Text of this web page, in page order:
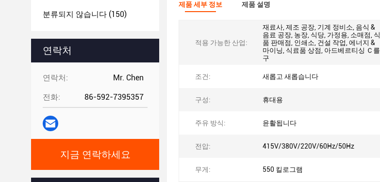
분류되지 않습니다 (150)
연락처
연락처: Mr. Chen
전화: 86-592-7395357
지금 연락하세요
제품 세부 정보 제품 설명
적용 가능한 산업:
재료사, 제조 공장, 기계 정비소, 음식 &
음료 공장, 농장, 식당, 가정용, 소매점, 식
품 판매점, 인쇄소, 건설 작업, 에너지 &
마이닝, 식료품 상점, 아드베르티싱 Ｃ를
구
조건: 새롭고 새롭습니다
구성: 휴대용
주유 방식: 윤활됩니다
전압: 415V/380V/220V/60Hz/50Hz
무게: 550 킬로그램